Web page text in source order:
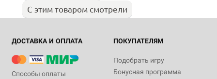
С этим товаром смотрели
ДОСТАВКА И ОПЛАТА
Способы оплаты
ПОКУПАТЕЛЯМ
Подобрать игру
Бонусная программа